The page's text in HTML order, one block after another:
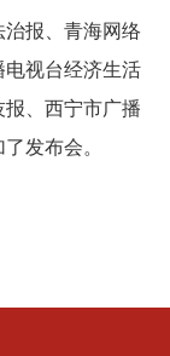
治报、青海网络
电视台经济生活
、西宁市广播
了发布会。